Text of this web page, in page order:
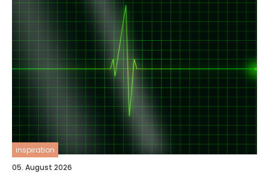
inspiration
05. August 2026